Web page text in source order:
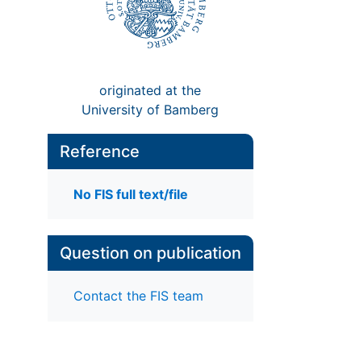
originated at the
University of Bamberg
Reference
No FIS full text/file
Question on publication
Contact the FIS team